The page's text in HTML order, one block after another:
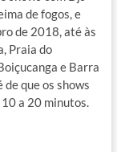
de fogos, e
de 2018, até às
Praia do
e Barra
que os shows
a 20 minutos.